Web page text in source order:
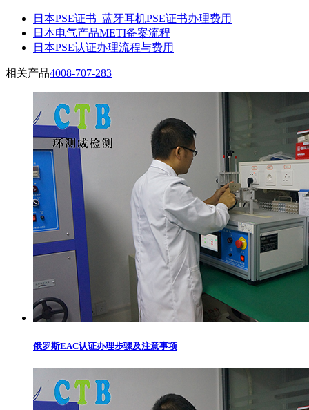
日本PSE证书_蓝牙耳机PSE证书办理费用
日本电气产品METI备案流程
日本PSE认证办理流程与费用
相关产品4008-707-283
俄罗斯EAC认证办理步骤及注意事项